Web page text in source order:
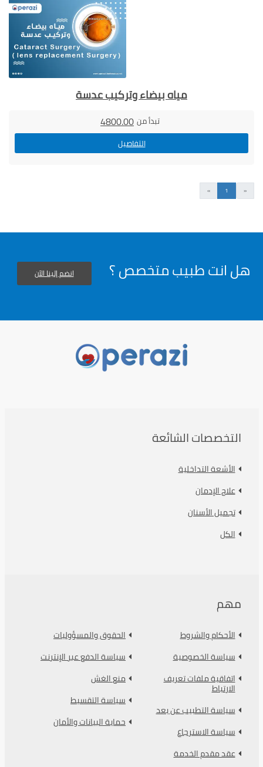
مياه بيضاء وتركيب عدسة
تبدأ من 4800.00
التفاصيل
«السابق 1
»التالى
هل انت طبيب متخصص ؟ انضم إلينا الآن
التخصصات الشائعة
الأشعة التداخلية
علاج الإدمان
تجميل الأسنان
الكل
مهم
الأحكام والشروط
سياسة الخصوصية
اتفاقية ملفات تعريف
الارتباط
سياسة التطبيب عن بعد
سياسة الاسترجاع
عقد مقدم الخدمة
الحقوق والمسؤوليات
سياسة الدفع عبر الإنترنت
منع الغش
سياسة التقسيط
حماية البيانات والأمان